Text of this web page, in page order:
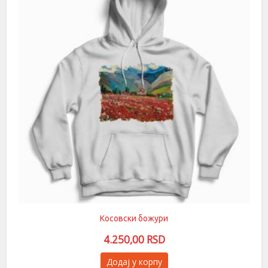
могу
на
страници
производа.
Косовски божури
4.250,00 RSD
Додај у корпу
Овај